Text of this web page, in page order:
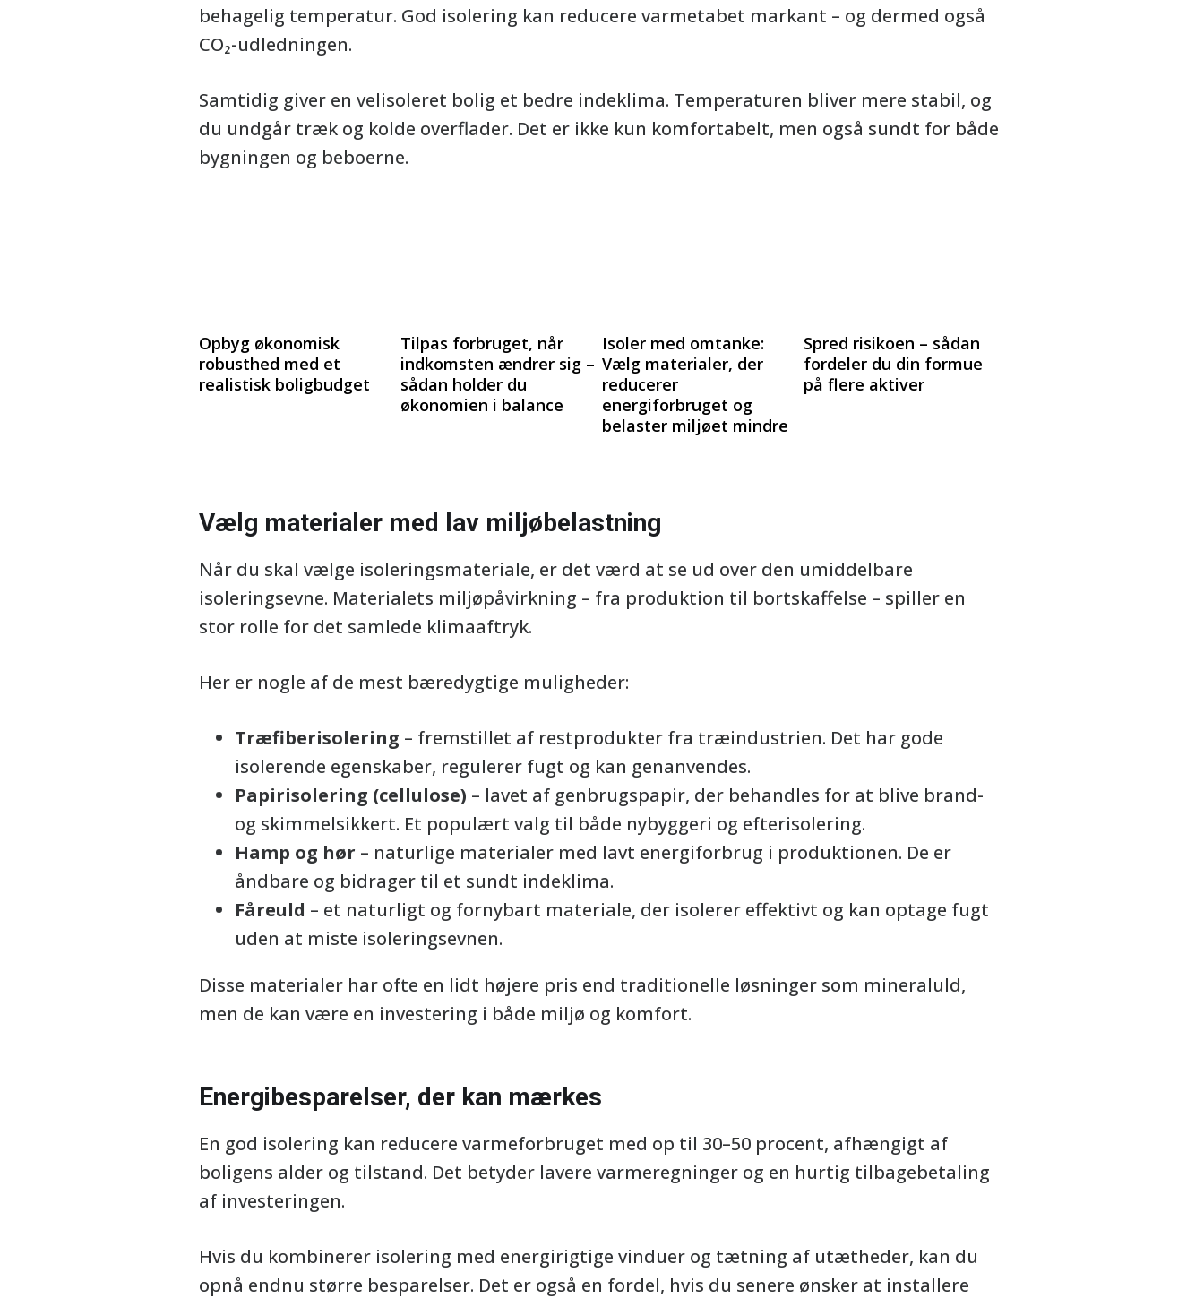
behagelig temperatur. God isolering kan reducere varmetabet markant – og dermed også
CO₂-udledningen.
Samtidig giver en velisoleret bolig et bedre indeklima. Temperaturen bliver mere stabil, og
du undgår træk og kolde overflader. Det er ikke kun komfortabelt, men også sundt for både
bygningen og beboerne.
Opbyg økonomisk
robusthed med et
realistisk boligbudget
Tilpas forbruget, når
indkomsten ændrer sig –
sådan holder du
økonomien i balance
Isoler med omtanke:
Vælg materialer, der
reducerer
energiforbruget og
belaster miljøet mindre
Spred risikoen – sådan
fordeler du din formue
på flere aktiver
Vælg materialer med lav miljøbelastning
Når du skal vælge isoleringsmateriale, er det værd at se ud over den umiddelbare
isoleringsevne. Materialets miljøpåvirkning – fra produktion til bortskaffelse – spiller en
stor rolle for det samlede klimaaftryk.
Her er nogle af de mest bæredygtige muligheder:
Træfiberisolering – fremstillet af restprodukter fra træindustrien. Det har gode
isolerende egenskaber, regulerer fugt og kan genanvendes.
Papirisolering (cellulose) – lavet af genbrugspapir, der behandles for at blive brand-
og skimmelsikkert. Et populært valg til både nybyggeri og efterisolering.
Hamp og hør – naturlige materialer med lavt energiforbrug i produktionen. De er
åndbare og bidrager til et sundt indeklima.
Fåreuld – et naturligt og fornybart materiale, der isolerer effektivt og kan optage fugt
uden at miste isoleringsevnen.
Disse materialer har ofte en lidt højere pris end traditionelle løsninger som mineraluld,
men de kan være en investering i både miljø og komfort.
Energibesparelser, der kan mærkes
En god isolering kan reducere varmeforbruget med op til 30–50 procent, afhængigt af
boligens alder og tilstand. Det betyder lavere varmeregninger og en hurtig tilbagebetaling
af investeringen.
Hvis du kombinerer isolering med energirigtige vinduer og tætning af utætheder, kan du
opnå endnu større besparelser. Det er også en fordel, hvis du senere ønsker at installere